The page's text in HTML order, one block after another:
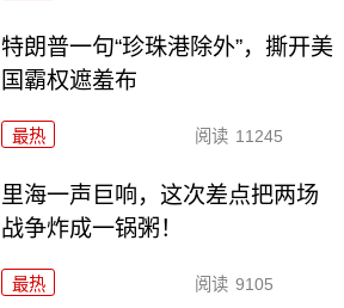
特朗普一句“珍珠港除外”，撕开美
国霸权遮羞布
最热 阅读 11245
里海一声巨响，这次差点把两场
战争炸成一锅粥！
最热 阅读 9105